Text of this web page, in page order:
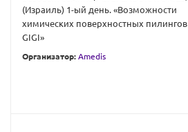
(Израиль) 1-ый день. «Возможности
химических поверхностных пилингов
GIGI»
Организатор: Amedis